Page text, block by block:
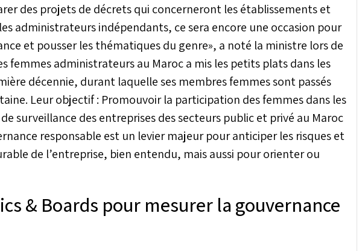
des projets de décrets qui concerneront les établissements et
administrateurs indépendants, ce sera encore une occasion pour
et pousser les thématiques du genre», a noté la ministre lors de
femmes administrateurs au Maroc a mis les petits plats dans les
décennie, durant laquelle ses membres femmes sont passés
Leur objectif : Promouvoir la participation des femmes dans les
surveillance des entreprises des secteurs public et privé au Maroc
responsable est un levier majeur pour anticiper les risques et
de l’entreprise, bien entendu, mais aussi pour orienter ou
& Boards pour mesurer la gouvernance